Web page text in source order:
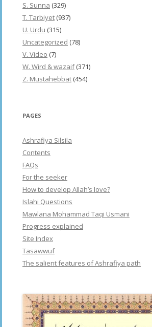
S. Sunna (329)
T. Tarbiyet (937)
U. Urdu (315)
Uncategorized (78)
V. Video (7)
W. Wird & wazaif(371)
Z. Mustahebbat (454)
PAGES
Ashrafiya Silsila
Contents
FAQs
For the seeker
How to develop Allah’s love?
Islahi Questions
Mawlana Mohammad Taqi Usmani
Progress explained
Site Index
Tasawwuf
The salient features of Ashrafiya path